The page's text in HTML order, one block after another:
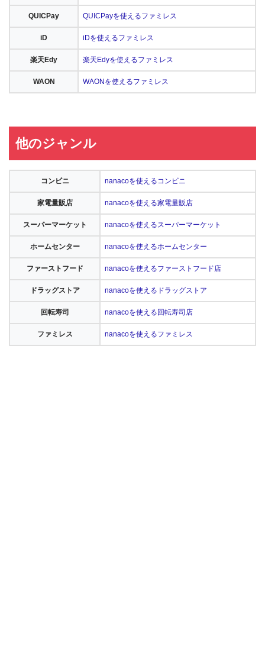
QUICPay QUICPayを使えるファミレス
iD iDを使えるファミレス
楽天Edy 楽天Edyを使えるファミレス
WAON WAONを使えるファミレス
他のジャンル
コンビニ nanacoを使えるコンビニ
家電量販店 nanacoを使える家電量販店
スーパーマーケット nanacoを使えるスーパーマーケット
ホームセンター nanacoを使えるホームセンター
ファーストフード nanacoを使えるファーストフード店
ドラッグストア nanacoを使えるドラッグストア
回転寿司 nanacoを使える回転寿司店
ファミレス nanacoを使えるファミレス